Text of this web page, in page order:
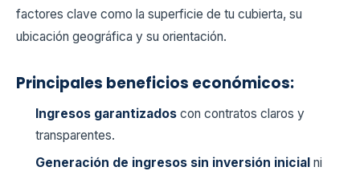
factores clave como la superficie de tu cubierta, su
ubicación geográfica y su orientación.
Principales beneficios económicos:
Ingresos garantizados con contratos claros y
transparentes.
Generación de ingresos sin inversión inicial ni